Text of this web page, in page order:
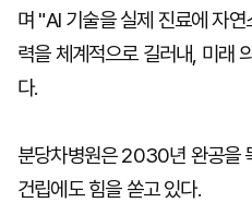
며 "AI 기술을 실제 진료에 자
력을 체계적으로 길러내, 미래
다.
분당차병원은 2030년 완공을
건립에도 힘을 쏟고 있다.